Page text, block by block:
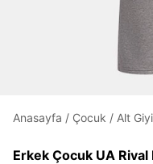
Anasayfa / Çocuk / Alt
Erkek Çocuk UA Rival
Giriş Yap